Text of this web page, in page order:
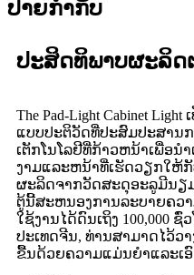
ປ້າຍກຳກັບ
ປະສິດທິພາບຜະລິດ
The Pad-Light Cabinet
ແບບປະຕິວັດທີ່ປະສົມປະສານ
ເຕັກໂນໂລຢີທີ່ກ້າວຫນ້າເພື່ອນໍ
ງາມແລະຫນ້າທີ່ເຮັດວຽກໃຫ້
ຜະລິດຈາກວັດສະດຸອະລູມີນຽ
ຕູ້ນີ້ສະຫນອງການລະບາຍຄວ
ໃຊ້ງານໄດ້ດົນເຖິງ 100,000 ຊົ່
ປະເທດຈີນ, ທ່ານສາມາດໄວ້ວ
ຂື້ນດ້ວຍຄວາມແມ່ນຍໍາແລະເ